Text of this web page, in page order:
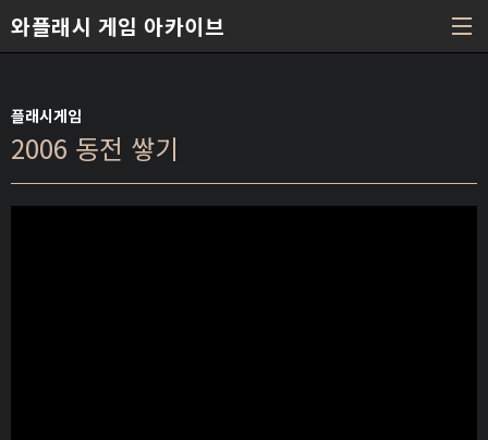
와플래시 게임 아카이브
플래시게임
2006 동전 쌓기